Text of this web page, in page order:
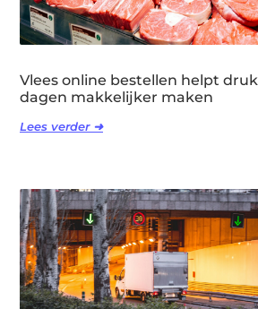
Vlees online bestellen helpt
dagen makkelijker maken
Lees verder ➜